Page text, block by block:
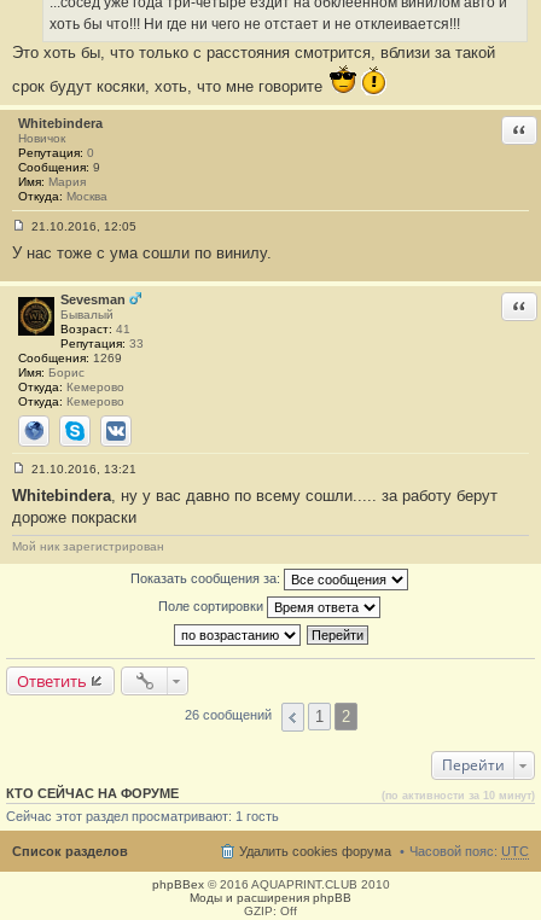
хоть бы что!!! Ни где ни чего не отстает и не отклеивается!!!
Это хоть бы, что только с расстояния смотрится, вблизи за такой
срок будут косяки, хоть, что мне говорите
Whitebindera
Новичок
Репутация: 0
Сообщения: 9
Имя: Мария
Откуда: Москва
о
б
щ
е
н
и
е
#
2
5
21.10.2016, 12:05
У нас тоже с ума сошли по винилу.
Sevesman
Бывалый
Возраст: 41
Репутация: 33
Сообщения: 1269
Имя: Борис
Откуда: Кемерово
Откуда: Кемерово
СайтSkypeВКонтакте
о
б
щ
е
н
21.10.2016, 13:21
Whitebindera, ну у вас давно по всему сошли..... за работу берут
дороже покраски
Мой ник зарегистрирован
Показать сообщения за:
Поле сортировки
Ответить
26 сообщений 1 2
Перейти
КТО СЕЙЧАС НА ФОРУМЕ (по активности за 10 минут)
Сейчас этот раздел просматривают: 1 гость
Список разделов Часовой пояс: UTC
Удалить cookies форума
phpBBex© 2016 AQUAPRINT.CLUB 2010
Моды и расширения phpBB
GZIP: Off